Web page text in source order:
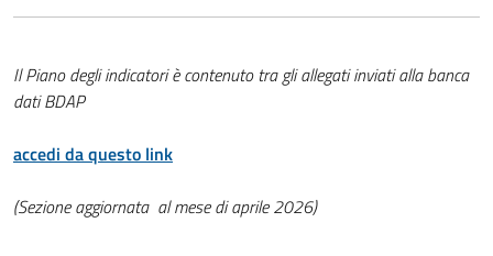
Il Piano degli indicatori è contenuto tra gli allegati inviati alla banca
dati BDAP
accedi da questo link
(Sezione aggiornata al mese di aprile 2026)